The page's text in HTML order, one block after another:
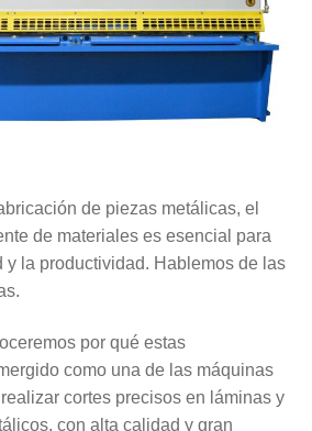
de piezas metálicas, el
de materiales es esencial para
y la productividad. Hablemos de las
por qué estas
como una de las máquinas
cortes precisos en láminas y
con alta calidad y gran